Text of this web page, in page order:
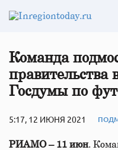
Команда
правительства
Госдумы по
5:17, 12 ИЮНЯ 2021
РИАМО – 11 июн.